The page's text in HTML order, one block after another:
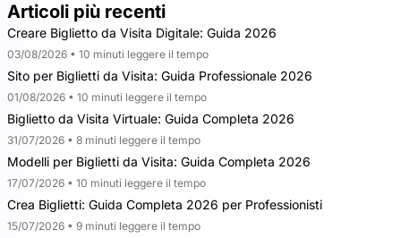
Articoli più recenti
Creare Biglietto da Visita Digitale: Guida 2026
03/08/2026 • 10 minuti leggere il tempo
Sito per Biglietti da Visita: Guida Professionale 2026
01/08/2026 • 10 minuti leggere il tempo
Biglietto da Visita Virtuale: Guida Completa 2026
31/07/2026 • 8 minuti leggere il tempo
Modelli per Biglietti da Visita: Guida Completa 2026
17/07/2026 • 10 minuti leggere il tempo
Crea Biglietti: Guida Completa 2026 per Professionisti
15/07/2026 • 9 minuti leggere il tempo